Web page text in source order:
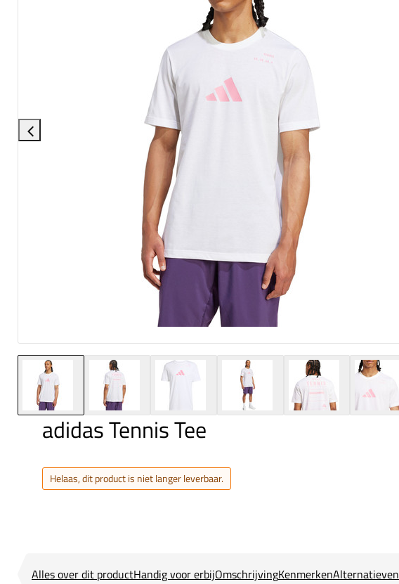
adidas Tennis Tee
Helaas, dit product is niet langer leverbaar.
Alles over dit productHandig voor erbijOmschrijvingKenmerkenAlternatieven